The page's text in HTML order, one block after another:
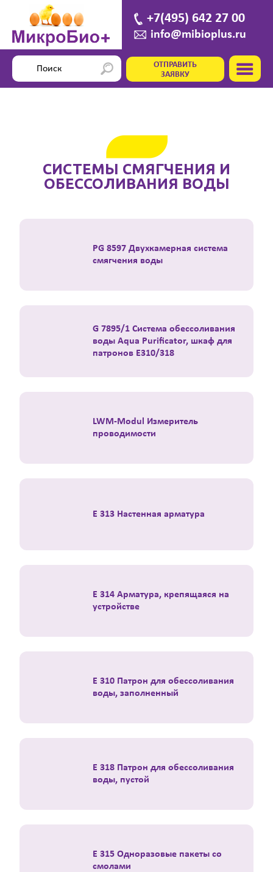
+7(495) 642 27 00
info@mibioplus.ru
ОТПРАВИТЬ
ЗАЯВКУ
СИСТЕМЫ СМЯГЧЕНИЯ И
ОБЕССОЛИВАНИЯ ВОДЫ
PG 8597 Двухкамерная система
смягчения воды
G 7895/1 Система обессоливания
воды Aqua Purificator, шкаф для
патронов E310/318
LWM-Modul Измеритель
проводимости
E 313 Настенная арматура
E 314 Арматура, крепящаяся на
устройстве
E 310 Патрон для обессоливания
воды, заполненный
E 318 Патрон для обессоливания
воды, пустой
E 315 Одноразовые пакеты со
смолами